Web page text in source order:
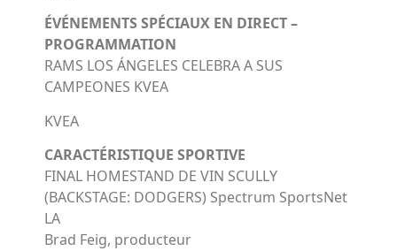
ÉVÉNEMENTS SPÉCIAUX EN DIRECT –
PROGRAMMATION
RAMS LOS ÁNGELES CELEBRA A SUS
CAMPEONES KVEA
KVEA
CARACTÉRISTIQUE SPORTIVE
FINAL HOMESTAND DE VIN SCULLY
(BACKSTAGE: DODGERS) Spectrum SportsNet
LA
Brad Feig, producteur